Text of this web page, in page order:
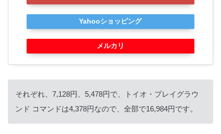
Yahooショッピング
メルカリ
それぞれ、7,128円、5,478円で、トイオ・プレイグラウ
ンド コマンドは4,378円なので、全部で16,984円です。